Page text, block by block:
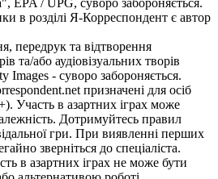
в розділі Я-Корреспондент є автор
передрук та відтворення
та/або аудіовізуальних творів
Images - суворо забороняється.
призначені для осіб
Участь в азартних іграх може
Дотримуйтесь правил
гри. При виявленні перших
зверніться до спеціаліста.
в азартних іграх не може бути